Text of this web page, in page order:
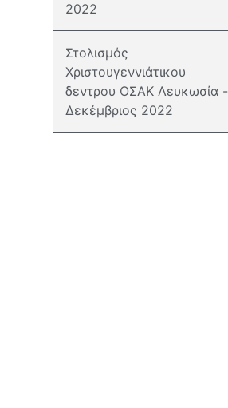
2022
Στολισμός
Χριστουγεννιάτικου
δεντρου ΟΣΑΚ Λευκωσία -
Δεκέμβριος 2022